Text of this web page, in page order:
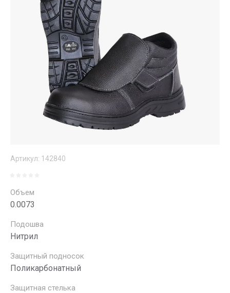
Артикул: 142840
Объем
0.0073
Подошва
Нитрил
Защитный подносок
Поликарбонатный
Защитная стелька